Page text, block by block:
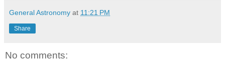
General Astronomy at 11:21 PM
Share
No comments: